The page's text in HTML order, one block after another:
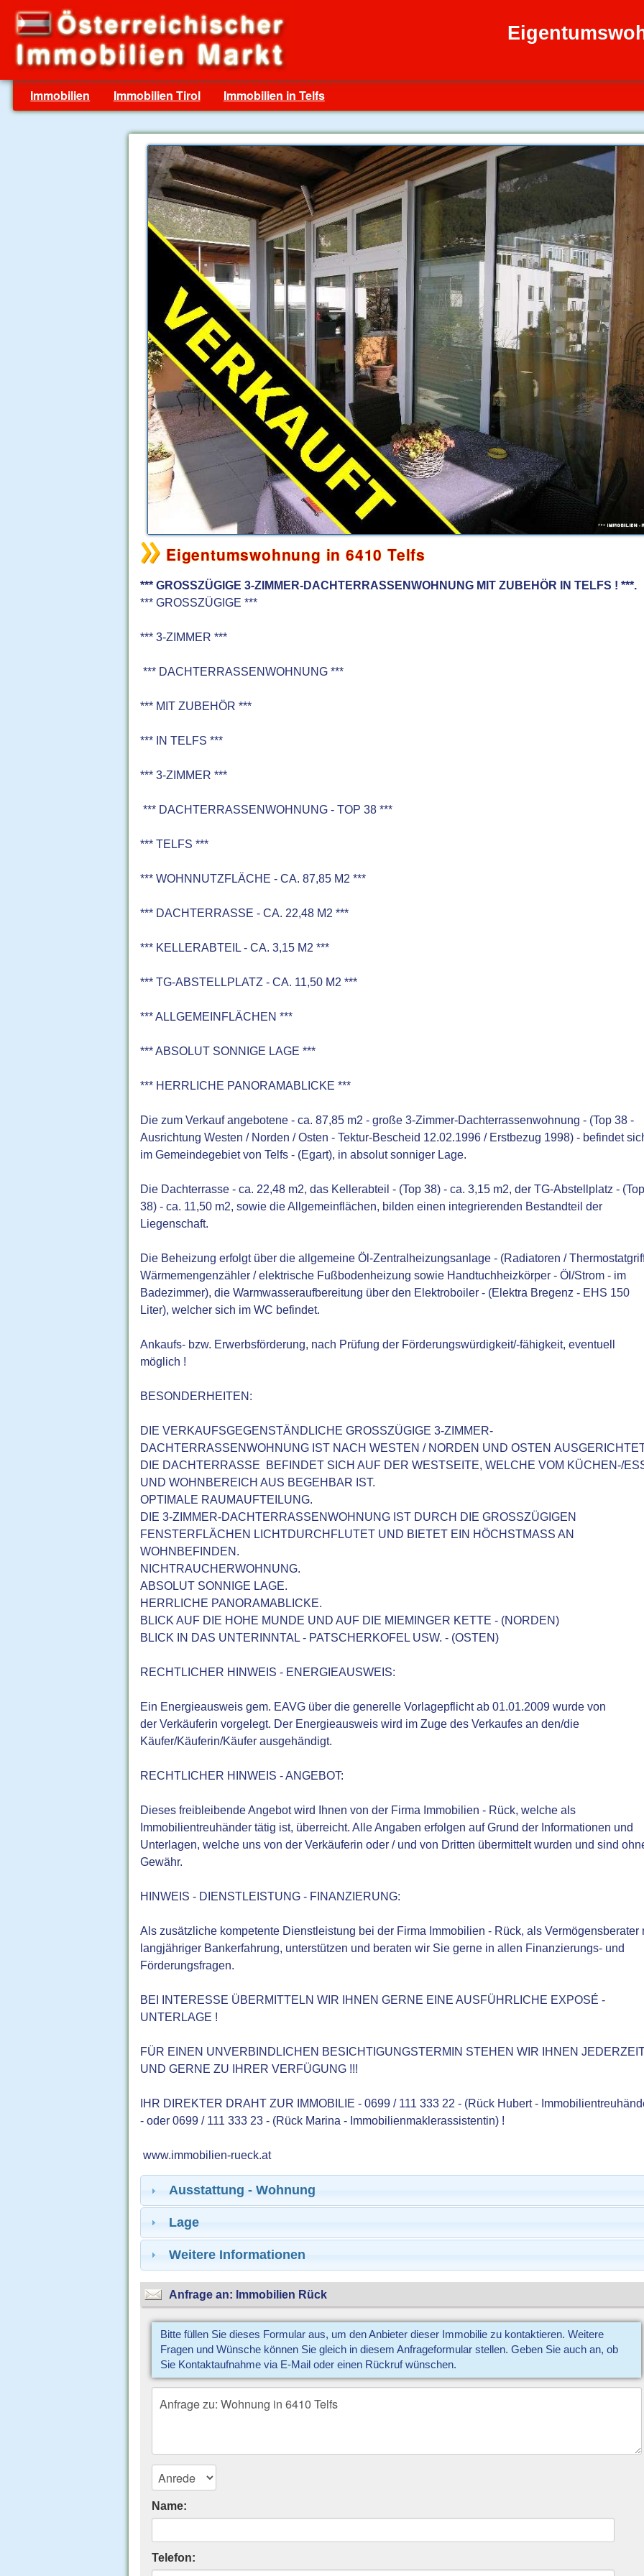
Immobilien Immobilien Tirol Immobilien in Telfs
Eigentumswohnung in 6410 Telfs
*** GROSSZÜGIGE 3-ZIMMER-DACHTERRASSENWOHNUNG MIT ZUBEHÖR IN TELFS ! ***.
*** GROSSZÜGIGE ***
*** 3-ZIMMER ***
*** DACHTERRASSENWOHNUNG ***
*** MIT ZUBEHÖR ***
*** IN TELFS ***
*** 3-ZIMMER ***
*** DACHTERRASSENWOHNUNG - TOP 38 ***
*** TELFS ***
*** WOHNNUTZFLÄCHE - CA. 87,85 M2 ***
*** DACHTERRASSE - CA. 22,48 M2 ***
*** KELLERABTEIL - CA. 3,15 M2 ***
*** TG-ABSTELLPLATZ - CA. 11,50 M2 ***
*** ALLGEMEINFLÄCHEN ***
*** ABSOLUT SONNIGE LAGE ***
*** HERRLICHE PANORAMABLICKE ***
Die zum Verkauf angebotene - ca. 87,85 m2 - große 3-Zimmer-Dachterrassenwohnung - (Top 38 -
Ausrichtung Westen / Norden / Osten - Tektur-Bescheid 12.02.1996 / Erstbezug 1998) - befindet
im Gemeindegebiet von Telfs - (Egart), in absolut sonniger Lage.
Die Dachterrasse - ca. 22,48 m2, das Kellerabteil - (Top 38) - ca. 3,15 m2, der TG-Abstellplatz -
38) - ca. 11,50 m2, sowie die Allgemeinflächen, bilden einen integrierenden Bestandteil der
Liegenschaft.
Die Beheizung erfolgt über die allgemeine Öl-Zentralheizungsanlage - (Radiatoren /
Wärmemengenzähler / elektrische Fußbodenheizung sowie Handtuchheizkörper - Öl/Strom - im
Badezimmer), die Warmwasseraufbereitung über den Elektroboiler - (Elektra Bregenz - EHS 150
Liter), welcher sich im WC befindet.
Ankaufs- bzw. Erwerbsförderung, nach Prüfung der Förderungswürdigkeit/-fähigkeit, eventuell
möglich !
BESONDERHEITEN:
DIE VERKAUFSGEGENSTÄNDLICHE GROSSZÜGIGE 3-ZIMMER-
DACHTERRASSENWOHNUNG IST NACH WESTEN / NORDEN UND OSTEN
DIE DACHTERRASSE BEFINDET SICH AUF DER WESTSEITE, WELCHE VOM KÜCHEN-/
UND WOHNBEREICH AUS BEGEHBAR IST.
OPTIMALE RAUMAUFTEILUNG.
DIE 3-ZIMMER-DACHTERRASSENWOHNUNG IST DURCH DIE GROSSZÜGIGEN
FENSTERFLÄCHEN LICHTDURCHFLUTET UND BIETET EIN HÖCHSTMASS AN
WOHNBEFINDEN.
NICHTRAUCHERWOHNUNG.
ABSOLUT SONNIGE LAGE.
HERRLICHE PANORAMABLICKE.
BLICK AUF DIE HOHE MUNDE UND AUF DIE MIEMINGER KETTE - (NORDEN)
BLICK IN DAS UNTERINNTAL - PATSCHERKOFEL USW. - (OSTEN)
RECHTLICHER HINWEIS - ENERGIEAUSWEIS:
Ein Energieausweis gem. EAVG über die generelle Vorlagepflicht ab 01.01.2009 wurde von
der Verkäuferin vorgelegt. Der Energieausweis wird im Zuge des Verkaufes an den/die
Käufer/Käuferin/Käufer ausgehändigt.
RECHTLICHER HINWEIS - ANGEBOT:
Dieses freibleibende Angebot wird Ihnen von der Firma Immobilien - Rück, welche als
Immobilientreuhänder tätig ist, überreicht. Alle Angaben erfolgen auf Grund der Informationen und
Unterlagen, welche uns von der Verkäuferin oder / und von Dritten übermittelt wurden und sind
Gewähr.
HINWEIS - DIENSTLEISTUNG - FINANZIERUNG:
Als zusätzliche kompetente Dienstleistung bei der Firma Immobilien - Rück, als Vermögensberater
langjähriger Bankerfahrung, unterstützen und beraten wir Sie gerne in allen Finanzierungs- und
Förderungsfragen.
BEI INTERESSE ÜBERMITTELN WIR IHNEN GERNE EINE AUSFÜHRLICHE EXPOSÉ -
UNTERLAGE !
FÜR EINEN UNVERBINDLICHEN BESICHTIGUNGSTERMIN STEHEN WIR IHNEN
UND GERNE ZU IHRER VERFÜGUNG !!!
IHR DIREKTER DRAHT ZUR IMMOBILIE - 0699 / 111 333 22 - (Rück Hubert -
- oder 0699 / 111 333 23 - (Rück Marina - Immobilienmaklerassistentin) !
www.immobilien-rueck.at
Ausstattung - Wohnung
Lage
Weitere Informationen
Anfrage an: Immobilien Rück
Bitte füllen Sie dieses Formular aus, um den Anbieter dieser Immobilie zu kontaktieren. Weitere
Fragen und Wünsche können Sie gleich in diesem Anfrageformular stellen. Geben Sie auch an, ob
Sie Kontaktaufnahme via E-Mail oder einen Rückruf wünschen.
Name:
Telefon: